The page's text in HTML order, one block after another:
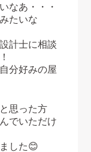
なあ・・・
たいな
計士に相談
分好みの屋
思った方
でいただけ
した😊